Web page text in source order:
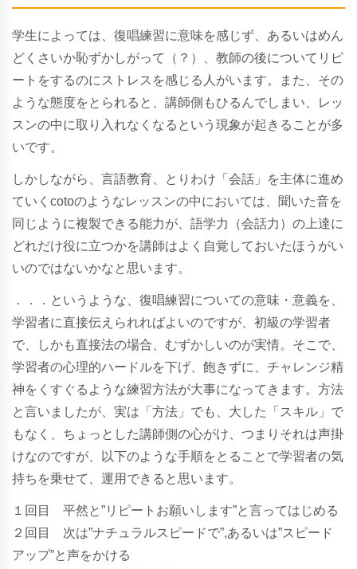
学生によっては、復唱練習に意味を感じず、あるいはめん
どくさいか恥ずかしがって（？）、教師の後についてリピ
ートをするのにストレスを感じる人がいます。また、その
ような態度をとられると、講師側もひるんでしまい、レッ
スンの中に取り入れなくなるという現象が起きることが多
いです。
しかしながら、言語教育、とりわけ「会話」を主体に進め
ていくcotoのようなレッスンの中においては、聞いた音を
同じように複製できる能力が、語学力（会話力）の上達に
どれだけ役に立つかを講師はよく自覚しておいたほうがい
いのではないかなと思います。
．．．というような、復唱練習についての意味・意義を、
学習者に直接伝えられればよいのですが、初級の学習者
で、しかも直接法の場合、むずかしいのが実情。そこで、
学習者の心理的ハードルを下げ、飽きずに、チャレンジ精
神をくすぐるような練習方法が大事になってきます。方法
と言いましたが、実は「方法」でも、大した「スキル」で
もなく、ちょっとした講師側の心がけ、つまりそれは声掛
けなのですが、以下のような手順をとることで学習者の気
持ちを乗せて、運用できると思います。
１回目 平然と”リピートお願いします”と言ってはじめる
２回目 次は”ナチュラルスピードで”,あるいは”スピード
アップ”と声をかける